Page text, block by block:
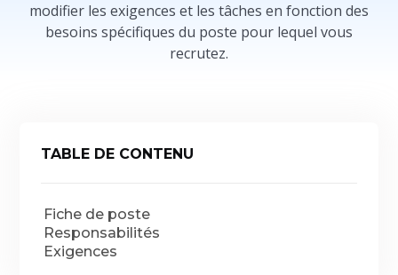
modifier les exigences et les tâches en fonction des
besoins spécifiques du poste pour lequel vous
recrutez.
TABLE DE CONTENU
Fiche de poste
Responsabilités
Exigences